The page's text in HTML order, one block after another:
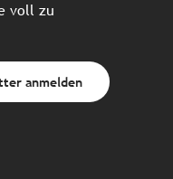
voll zu
anmelden